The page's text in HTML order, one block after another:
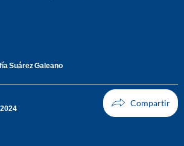
Suárez Galeano